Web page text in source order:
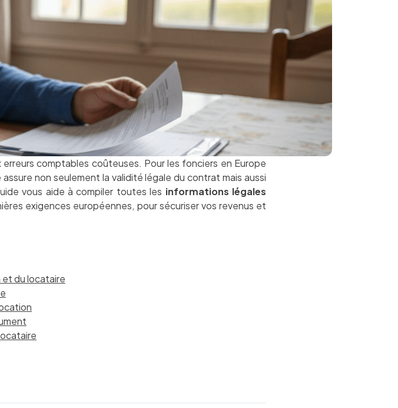
comptables coûteuses. Pour les fonciers en Europe
non seulement la validité légale du contrat mais aussi
vous aide à compiler toutes les informations légales
exigences européennes, pour sécuriser vos revenus et
et du locataire